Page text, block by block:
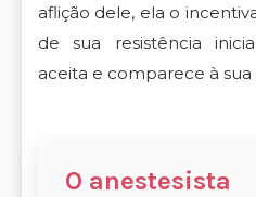
aflição dele, ela o
de sua resistência
aceita e comparece à
O anestesista